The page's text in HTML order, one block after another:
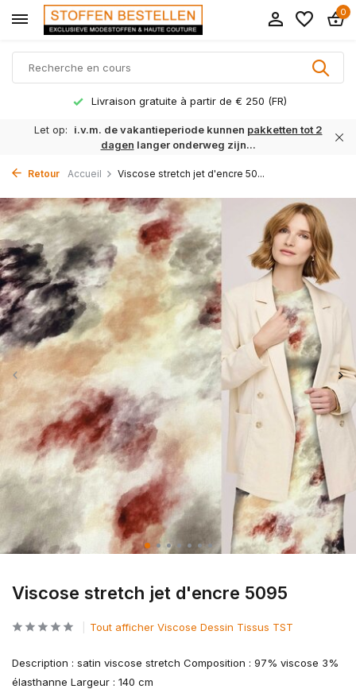
0
Livraison gratuite à partir de € 250 (FR)
Let op: i.v.m. de vakantieperiode kunnen pakketten tot 2
dagen langer onderweg zijn...
Retour Accueil Viscose stretch jet d'encre 50...
Viscose stretch jet d'encre 5095
Tout afficher Viscose Dessin Tissus TST
Description : satin viscose stretch Composition : 97% viscose 3%
élasthanne Largeur : 140 cm